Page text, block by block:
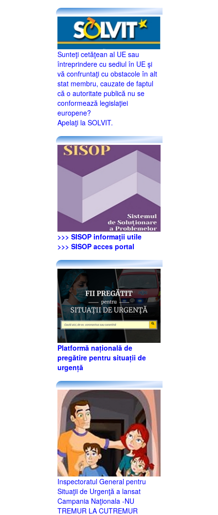
Sunteţi cetăţean al UE sau
întreprindere cu sediul în UE şi
vă confruntaţi cu obstacole în alt
stat membru, cauzate de faptul
că o autoritate publică nu se
conformează legislaţiei
europene?
Apelaţi la SOLVIT.
>>> SISOP informaţii utile
>>> SISOP acces portal
Platformă națională de
pregătire pentru situații de
urgență
Inspectoratul General pentru
Situaţii de Urgenţă a lansat
Campania Naţionala -NU
TREMUR LA CUTREMUR